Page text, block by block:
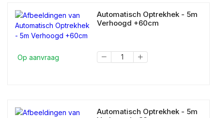
Op aanvraag
Automatisch Optrekhek - 5m
Verhoogd +60cm
Automatisch Optrekhek - 5m